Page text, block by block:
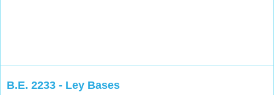
B.E. 2233 - Ley Bases